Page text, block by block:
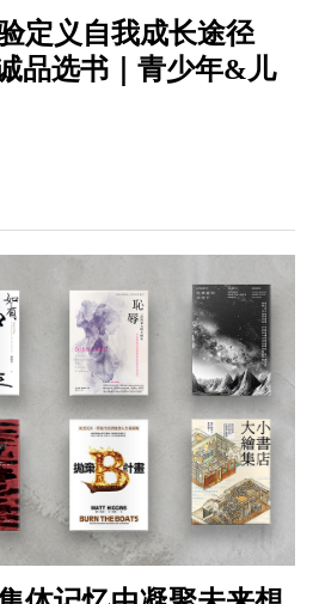
定义自我成长途径
品选书｜青少年&儿